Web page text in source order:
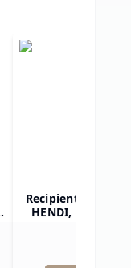
Recipient GN 1/2
HENDI, GN 1/2,